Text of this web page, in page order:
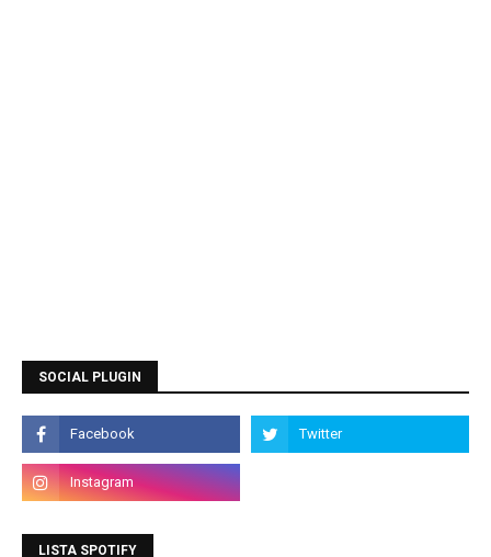
SOCIAL PLUGIN
LISTA SPOTIFY